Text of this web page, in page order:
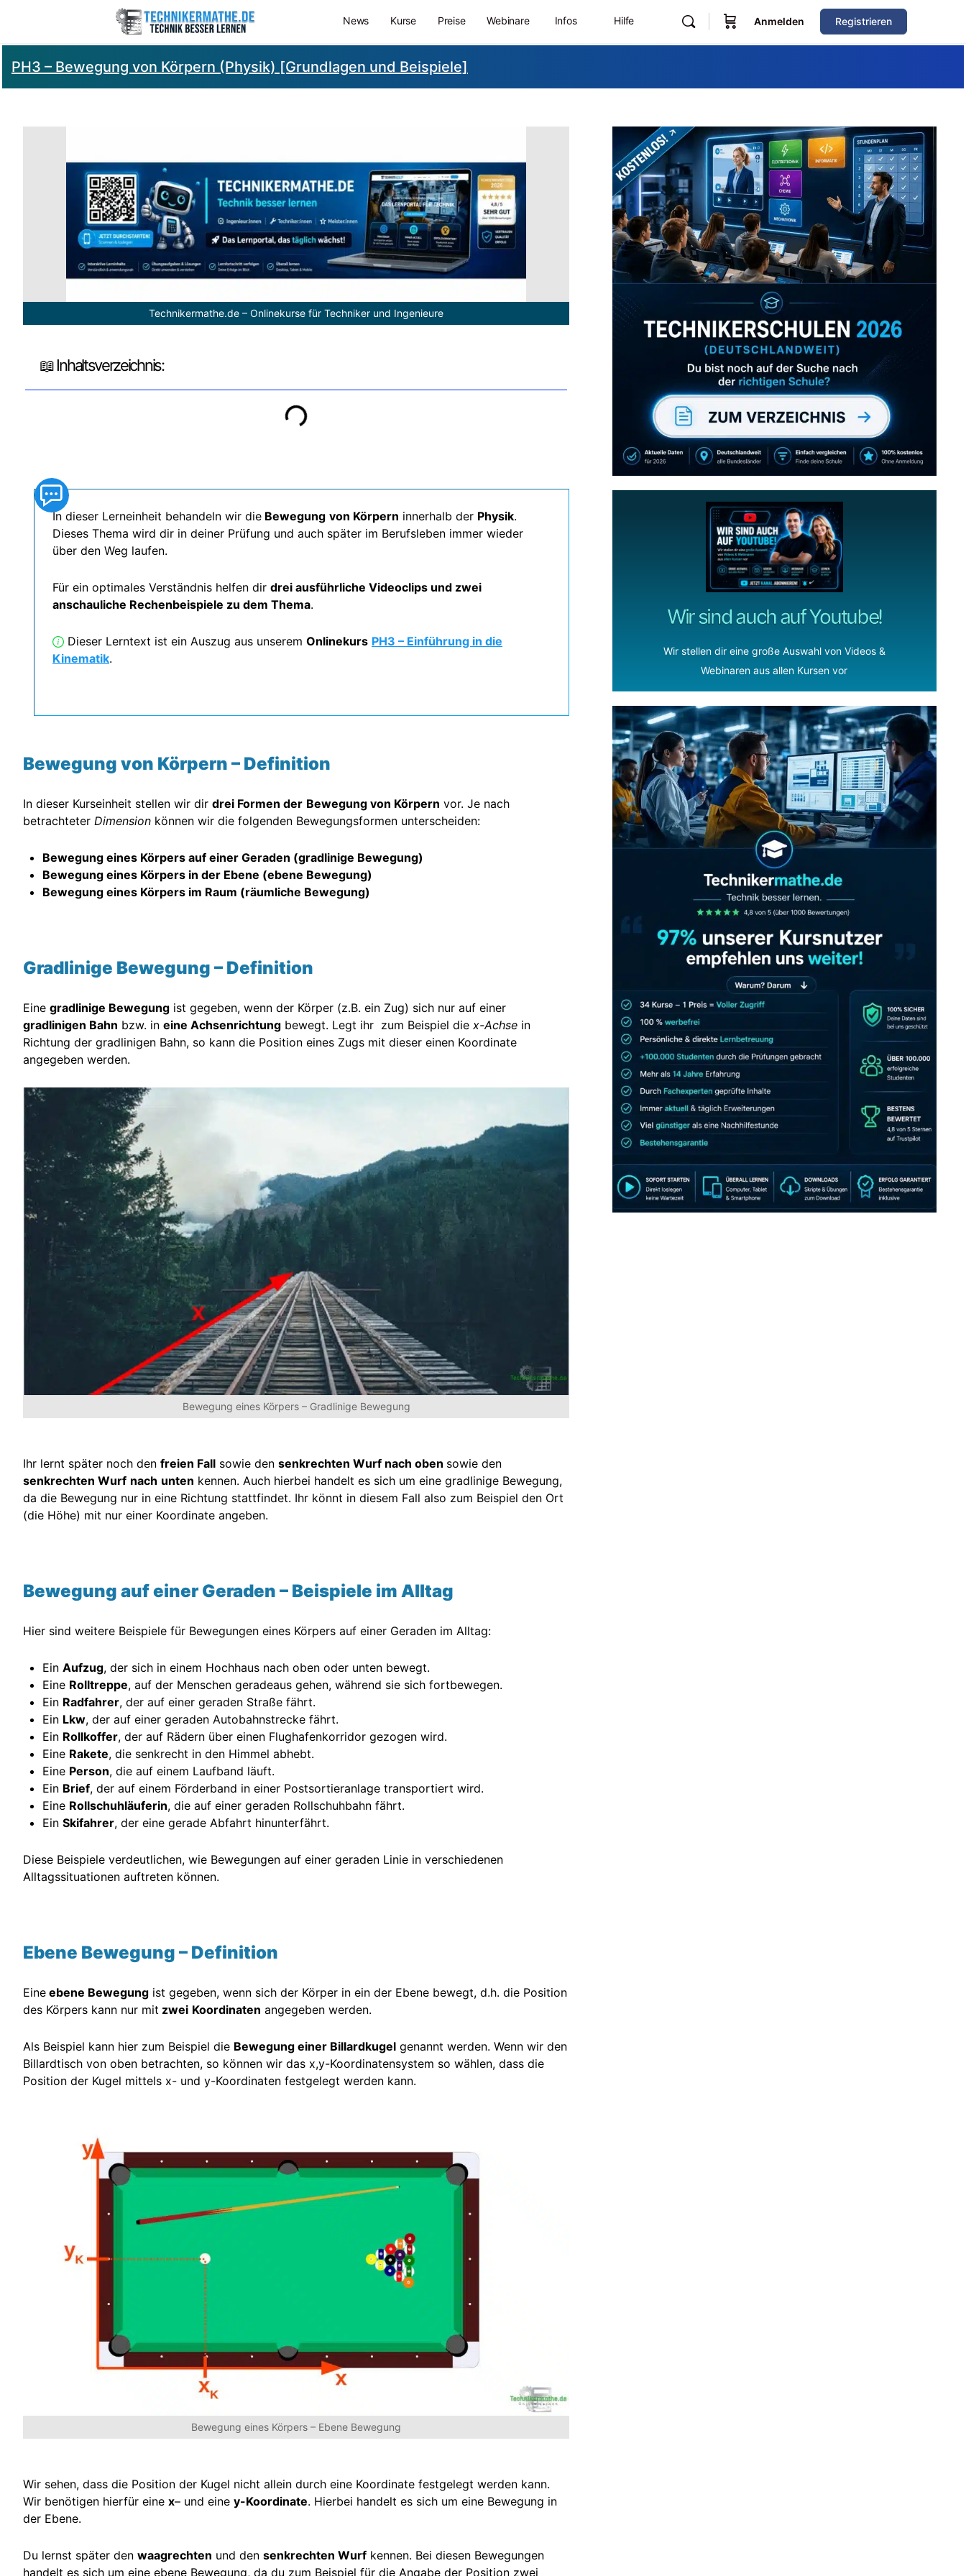
News Kurse Preise Webinare Infos Hilfe Anmelden Registrieren
PH3 – Bewegung von Körpern (Physik) [Grundlagen und Beispiele]
Technikermathe.de – Onlinekurse für Techniker und Ingenieure
📖 Inhaltsverzeichnis:
In dieser Lerneinheit behandeln wir die Bewegung von Körpern innerhalb der Physik.
Dieses Thema wird dir in deiner Prüfung und auch später im Berufsleben immer wieder
über den Weg laufen.
Für ein optimales Verständnis helfen dir drei ausführliche Videoclips und zwei
anschauliche Rechenbeispiele zu dem Thema.
Dieser Lerntext ist ein Auszug aus unserem Onlinekurs PH3 – Einführung in die
Kinematik.
Bewegung von Körpern – Definition
In dieser Kurseinheit stellen wir dir drei Formen der Bewegung von Körpern vor. Je nach
betrachteter Dimension können wir die folgenden Bewegungsformen unterscheiden:
Bewegung eines Körpers auf einer Geraden (gradlinige Bewegung)
Bewegung eines Körpers in der Ebene (ebene Bewegung)
Bewegung eines Körpers im Raum (räumliche Bewegung)
Gradlinige Bewegung – Definition
Eine gradlinige Bewegung ist gegeben, wenn der Körper (z.B. ein Zug) sich nur auf einer
gradlinigen Bahn bzw. in eine Achsenrichtung bewegt. Legt ihr zum Beispiel die x-Achse in
Richtung der gradlinigen Bahn, so kann die Position eines Zugs mit dieser einen Koordinate
angegeben werden.
Bewegung eines Körpers – Gradlinige Bewegung
Ihr lernt später noch den freien Fall sowie den senkrechten Wurf nach oben sowie den
senkrechten Wurf nach unten kennen. Auch hierbei handelt es sich um eine gradlinige Bewegung,
da die Bewegung nur in eine Richtung stattfindet. Ihr könnt in diesem Fall also zum Beispiel den Ort
(die Höhe) mit nur einer Koordinate angeben.
Bewegung auf einer Geraden – Beispiele im Alltag
Hier sind weitere Beispiele für Bewegungen eines Körpers auf einer Geraden im Alltag:
Ein Aufzug, der sich in einem Hochhaus nach oben oder unten bewegt.
Eine Rolltreppe, auf der Menschen geradeaus gehen, während sie sich fortbewegen.
Ein Radfahrer, der auf einer geraden Straße fährt.
Ein Lkw, der auf einer geraden Autobahnstrecke fährt.
Ein Rollkoffer, der auf Rädern über einen Flughafenkorridor gezogen wird.
Eine Rakete, die senkrecht in den Himmel abhebt.
Eine Person, die auf einem Laufband läuft.
Ein Brief, der auf einem Förderband in einer Postsortieranlage transportiert wird.
Eine Rollschuhläuferin, die auf einer geraden Rollschuhbahn fährt.
Ein Skifahrer, der eine gerade Abfahrt hinunterfährt.
Diese Beispiele verdeutlichen, wie Bewegungen auf einer geraden Linie in verschiedenen
Alltagssituationen auftreten können.
Ebene Bewegung – Definition
Eine ebene Bewegung ist gegeben, wenn sich der Körper in ein der Ebene bewegt, d.h. die Position
des Körpers kann nur mit zwei Koordinaten angegeben werden.
Als Beispiel kann hier zum Beispiel die Bewegung einer Billardkugel genannt werden. Wenn wir den
Billardtisch von oben betrachten, so können wir das x,y-Koordinatensystem so wählen, dass die
Position der Kugel mittels x- und y-Koordinaten festgelegt werden kann.
Bewegung eines Körpers – Ebene Bewegung
Wir sehen, dass die Position der Kugel nicht allein durch eine Koordinate festgelegt werden kann.
Wir benötigen hierfür eine x– und eine y-Koordinate. Hierbei handelt es sich um eine Bewegung in
der Ebene.
Du lernst später den waagrechten und den senkrechten Wurf kennen. Bei diesen Bewegungen
handelt es sich um eine ebene Bewegung, da du zum Beispiel für die Angabe der Position zwei
Zum Verzeichnis
Wir sind auch auf Youtube!
Wir stellen dir eine große Auswahl von Videos &
Webinaren aus allen Kursen vor
Abonniere uns auch
gerne
wenn dir unsere Videos gefallen!
ZUM YOUTUBE KANAL
JETZT AB 7,40 EUR/MONAT PERFEKT LERNEN